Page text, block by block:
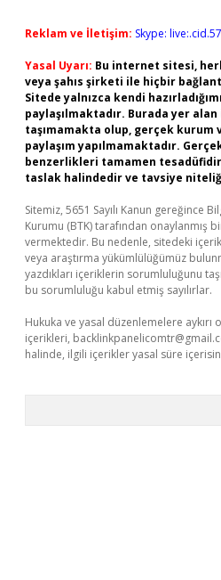
Reklam ve İletişim: Skype:
Yasal Uyarı: Bu internet sitesi,
veya şahıs şirketi ile hiçbir
Sitede yalnızca kendi
paylaşılmaktadır. Burada yer
taşımamakta olup, gerçek kurum
paylaşım yapılmamaktadır.
benzerlikleri tamamen
taslak halindedir ve tavsiye
Sitemiz, 5651 Sayılı Kanun gereğince
Kurumu (BTK) tarafından onaylanmış
vermektedir. Bu nedenle, sitedeki
veya araştırma yükümlülüğümüz
yazdıkları içeriklerin sorumluluğunu
bu sorumluluğu kabul etmiş sayılırlar.
Hukuka ve yasal düzenlemelere
içerikleri,
halinde, ilgili içerikler yasal süre